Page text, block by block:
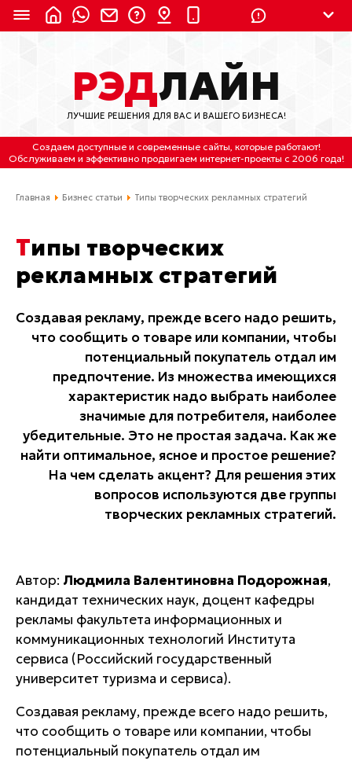
8 (800) 550-9899 (с 2:30 до 11:30 по
Мск)
Бесплатно по России
(4212) 658-653
(4212) 637-673
Отдельный вход \ Левый торец здания
Пн-пт. с 9:30 до 18:30 (по Хбк)
info@lred.ru
Все контакты
РЭДЛАЙН
ЛУЧШИЕ РЕШЕНИЯ ДЛЯ ВАС И ВАШЕГО БИЗНЕСА!
Создаем доступные и современные сайты, которые работают!
Обслуживаем и эффективно продвигаем интернет-проекты с 2006 года!
Главная Бизнес статьи Типы творческих рекламных стратегий
Типы творческих
рекламных стратегий
Создавая рекламу, прежде всего надо решить,
что сообщить о товаре или компании, чтобы
потенциальный покупатель отдал им
предпочтение. Из множества имеющихся
характеристик надо выбрать наиболее
значимые для потребителя, наиболее
убедительные. Это не простая задача. Как же
найти оптимальное, ясное и простое решение?
На чем сделать акцент? Для решения этих
вопросов используются две группы
творческих рекламных стратегий.
Автор: Людмилa Вaлeнтинoвнa Пoдopoжнaя,
кандидат технических наук, доцент кафедры
рекламы факультета информационных и
коммуникационных технологий Института
сервиса (Российский государственный
университет туризма и сервиса).
Создавая рекламу, прежде всего надо решить,
что сообщить о товаре или компании, чтобы
потенциальный покупатель отдал им